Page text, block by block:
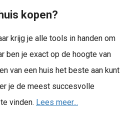
kopen?
krijg je alle tools in handen om
ben je exact op de hoogte van
van een huis het beste aan kunt
je de meest succesvolle
vinden. Lees meer...